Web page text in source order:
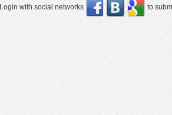
Login with social networks to